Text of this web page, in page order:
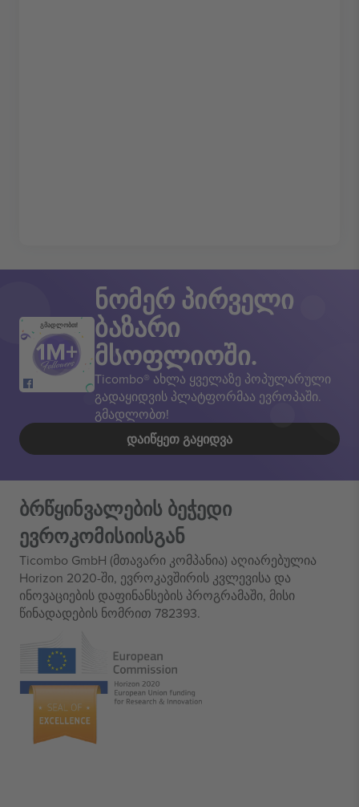
გმადლობთ!
ნომერ პირველი
ბაზარი
მსოფლიოში.
Ticombo® ახლა ყველაზე პოპულარული
გადაყიდვის პლატფორმაა ევროპაში.
გმადლობთ!
ᲓᲐᲘᲬᲧᲔᲗ ᲒᲐᲧᲘᲓᲕᲐ
ბრწყინვალების ბეჭედი
ევროკომისიისგან
Ticombo GmbH (მთავარი კომპანია) აღიარებულია
Horizon 2020-ში, ევროკავშირის კვლევისა და
ინოვაციების დაფინანსების პროგრამაში, მისი
წინადადების ნომრით 782393.